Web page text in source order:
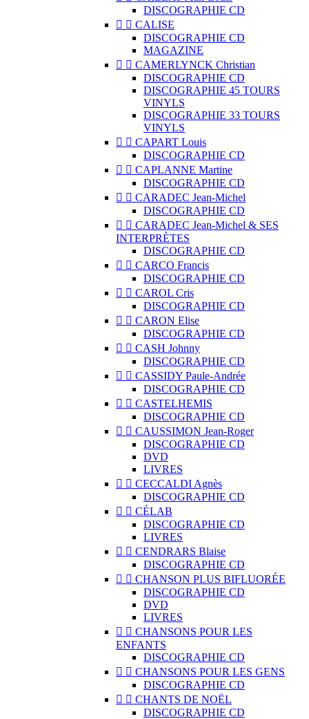
DISCOGRAPHIE CD
  CALISE
DISCOGRAPHIE CD
MAGAZINE
  CAMERLYNCK Christian
DISCOGRAPHIE CD
DISCOGRAPHIE 45 TOURS
VINYLS
DISCOGRAPHIE 33 TOURS
VINYLS
  CAPART Louis
DISCOGRAPHIE CD
  CAPLANNE Martine
DISCOGRAPHIE CD
  CARADEC Jean-Michel
DISCOGRAPHIE CD
  CARADEC Jean-Michel & SES
INTERPRÈTES
DISCOGRAPHIE CD
  CARCO Francis
DISCOGRAPHIE CD
  CAROL Cris
DISCOGRAPHIE CD
  CARON Elise
DISCOGRAPHIE CD
  CASH Johnny
DISCOGRAPHIE CD
  CASSIDY Paule-Andrée
DISCOGRAPHIE CD
  CASTELHEMIS
DISCOGRAPHIE CD
  CAUSSIMON Jean-Roger
DISCOGRAPHIE CD
DVD
LIVRES
  CECCALDI Agnès
DISCOGRAPHIE CD
  CÉLAB
DISCOGRAPHIE CD
LIVRES
  CENDRARS Blaise
DISCOGRAPHIE CD
  CHANSON PLUS BIFLUORÉE
DISCOGRAPHIE CD
DVD
LIVRES
  CHANSONS POUR LES
ENFANTS
DISCOGRAPHIE CD
  CHANSONS POUR LES GENS
DISCOGRAPHIE CD
  CHANTS DE NOËL
DISCOGRAPHIE CD